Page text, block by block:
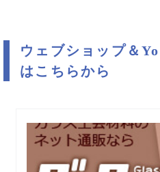
ウェブショップ＆
はこちらから